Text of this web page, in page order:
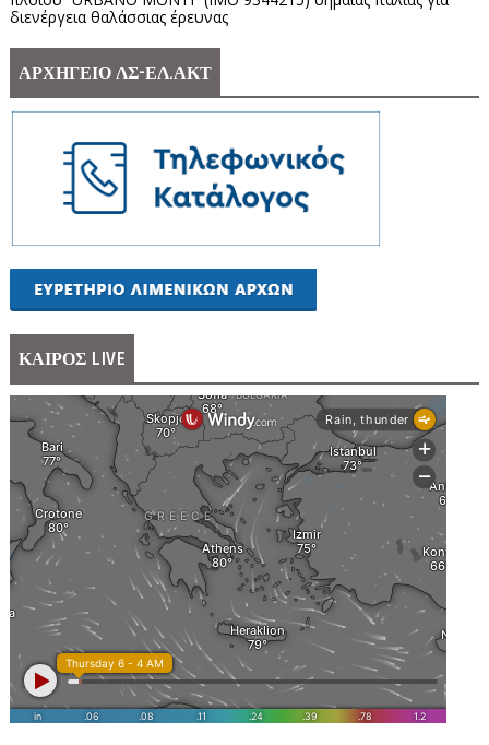
διενέργεια θαλάσσιας έρευνας
ΑΡΧΗΓΕΙΟ ΛΣ-ΕΛ.ΑΚΤ
ΚΑΙΡΟΣ LIVE